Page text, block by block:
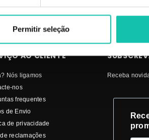
Permitir seleção
AO CLIENTE
Nós ligamos
nos
frequentes
de Envio
de privacidade
reclamações
Receba